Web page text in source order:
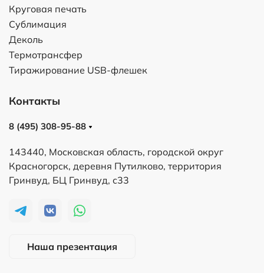
Круговая печать
Сублимация
Деколь
Термотрансфер
Тиражирование USB-флешек
Контакты
8 (495) 308-95-88
143440, Московская область, городской округ
Красногорск, деревня Путилково, территория
Гринвуд, БЦ Гринвуд, с33
Наша презентация